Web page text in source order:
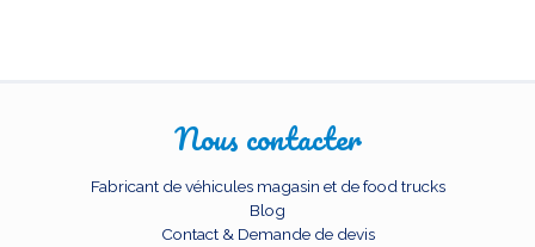
Nous contacter
Fabricant de véhicules magasin et de food trucks
Blog
Contact & Demande de devis